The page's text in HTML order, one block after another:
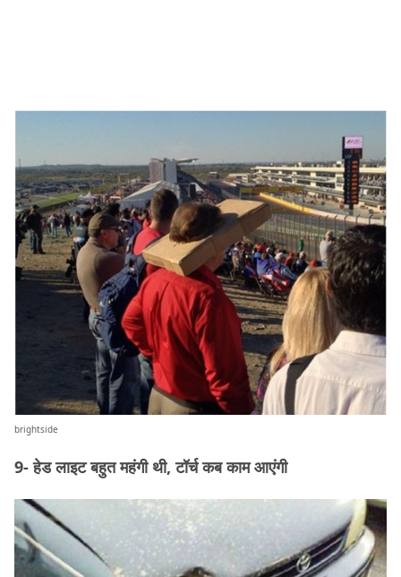
brightside
9- हेड लाइट बहुत महंगी थी, टॉर्च कब काम आएंगी